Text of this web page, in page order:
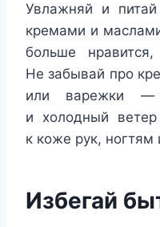
Увлажняй и питай
кремами и
больше
Не забывай про
или варежки —
и холодный
к коже рук, ногтям
Избегай